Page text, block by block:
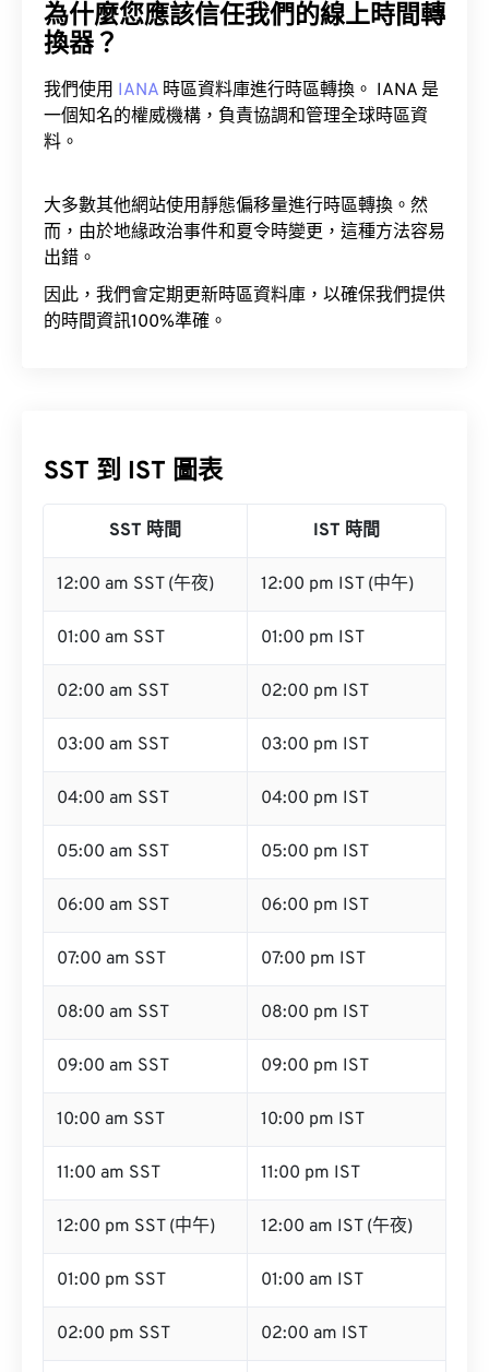
為什麼您應該信任我們的線上時間轉
換器？
我們使用 IANA 時區資料庫進行時區轉換。 IANA 是
一個知名的權威機構，負責協調和管理全球時區資
料。
大多數其他網站使用靜態偏移量進行時區轉換。然
而，由於地緣政治事件和夏令時變更，這種方法容易
出錯。
因此，我們會定期更新時區資料庫，以確保我們提供
的時間資訊100%準確。
SST 到 IST 圖表
SST 時間 IST 時間
12:00 am SST (午夜) 12:00 pm IST (中午)
01:00 am SST 01:00 pm IST
02:00 am SST 02:00 pm IST
03:00 am SST 03:00 pm IST
04:00 am SST 04:00 pm IST
05:00 am SST 05:00 pm IST
06:00 am SST 06:00 pm IST
07:00 am SST 07:00 pm IST
08:00 am SST 08:00 pm IST
09:00 am SST 09:00 pm IST
10:00 am SST 10:00 pm IST
11:00 am SST 11:00 pm IST
12:00 pm SST (中午) 12:00 am IST (午夜)
01:00 pm SST 01:00 am IST
02:00 pm SST 02:00 am IST